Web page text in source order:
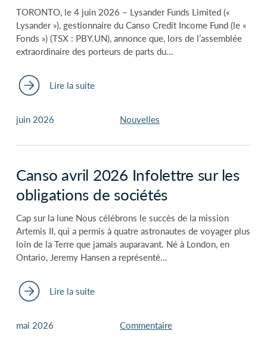
TORONTO, le 4 juin 2026 – Lysander Funds Limited («
Lysander »), gestionnaire du Canso Credit Income Fund (le «
Fonds ») (TSX : PBY.UN), annonce que, lors de l’assemblée
extraordinaire des porteurs de parts du…
Lire la suite
juin 2026 Nouvelles
Canso avril 2026 Infolettre sur les
obligations de sociétés
Cap sur la lune Nous célébrons le succès de la mission
Artemis II, qui a permis à quatre astronautes de voyager plus
loin de la Terre que jamais auparavant. Né à London, en
Ontario, Jeremy Hansen a représenté…
Lire la suite
mai 2026 Commentaire